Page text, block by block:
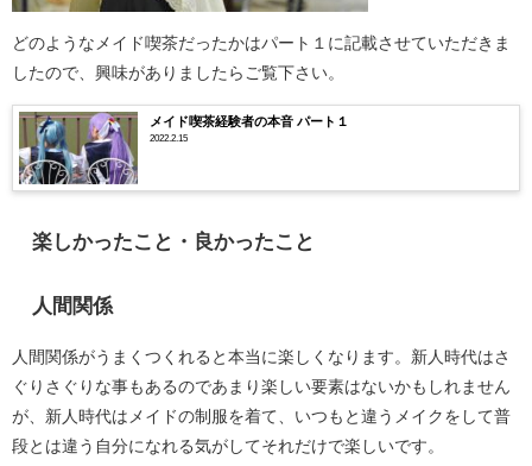
どのようなメイド喫茶だったかはパート１に記載させていただきま
したので、興味がありましたらご覧下さい。
メイド喫茶経験者の本音 パート１
2022.2.15
楽しかったこと・良かったこと
人間関係
人間関係がうまくつくれると本当に楽しくなります。新人時代はさ
ぐりさぐりな事もあるのであまり楽しい要素はないかもしれません
が、新人時代はメイドの制服を着て、いつもと違うメイクをして普
段とは違う自分になれる気がしてそれだけで楽しいです。